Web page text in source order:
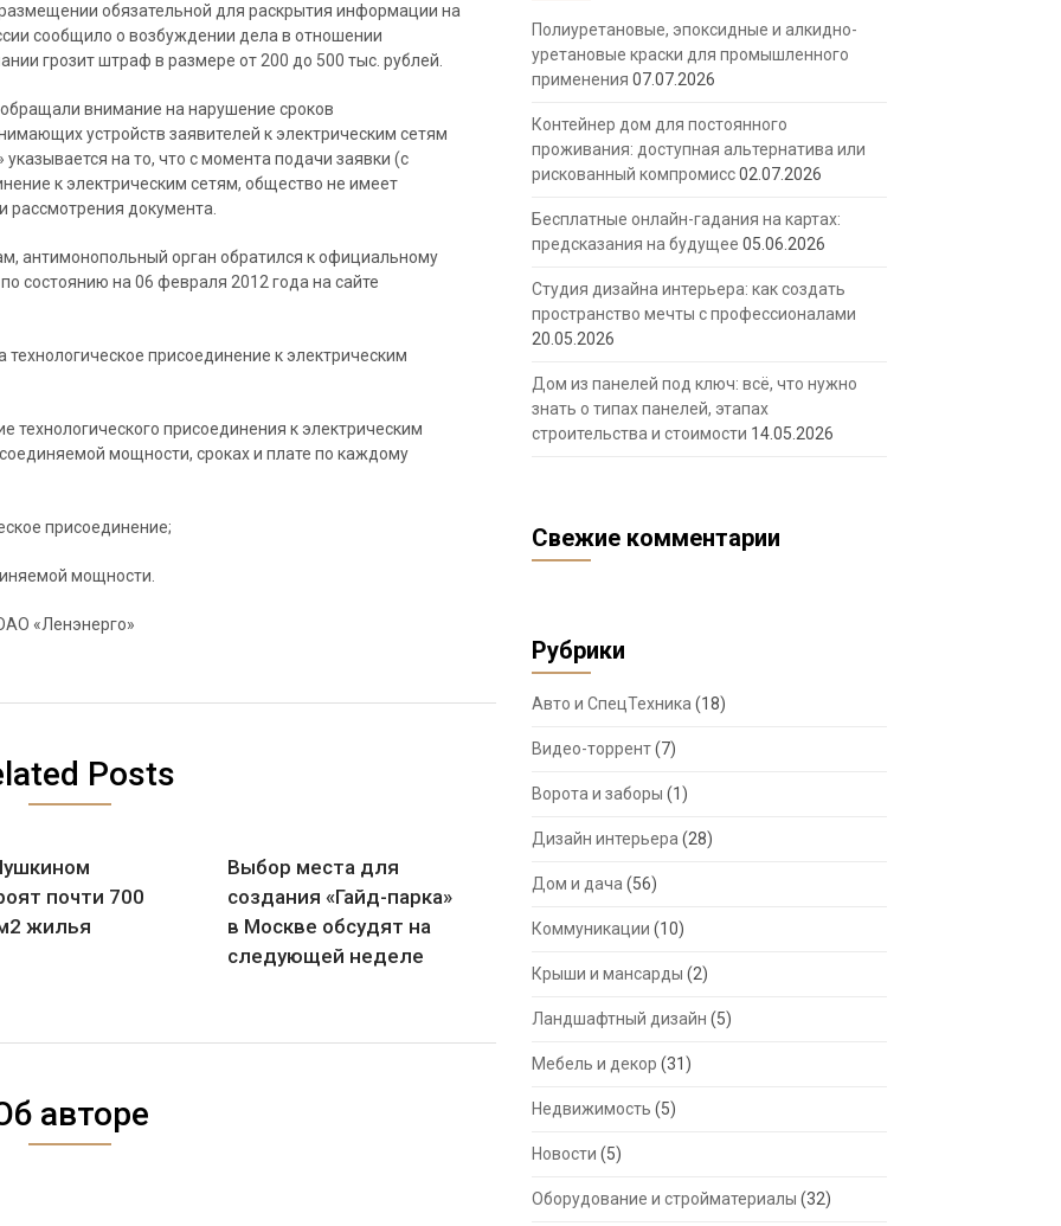
обязательной для раскрытия информации на
сообщило о возбуждении дела в отношении
грозит штраф в размере от 200 до 500 тыс. рублей.
внимание на нарушение сроков
устройств заявителей к электрическим сетям
на то, что с момента подачи заявки (с
к электрическим сетям, общество не имеет
документа.
антимонопольный орган обратился к официальному
состоянию на 06 февраля 2012 года на сайте
присоединение к электрическим
технологического присоединения к электрическим
мощности, сроках и плате по каждому
присоединение;
мощности.
«Ленэнерго»
Posts
почти 700
жилья
Выбор места для
создания «Гайд-парка»
в Москве обсудят на
следующей неделе
авторе
Полиуретановые, эпоксидные и алкидно-
уретановые краски для промышленного
применения 07.07.2026
Контейнер дом для постоянного
проживания: доступная альтернатива или
рискованный компромисс02.07.2026
Бесплатные онлайн-гадания на картах:
предсказания на будущее 05.06.2026
Студия дизайна интерьера: как создать
пространство мечты с профессионалами
20.05.2026
Дом из панелей под ключ: всё, что нужно
знать о типах панелей, этапах
строительства и стоимости 14.05.2026
Свежие комментарии
Рубрики
Авто и СпецТехника (18)
Видео-торрент(7)
Ворота и заборы (1)
Дизайн интерьера (28)
Дом и дача (56)
Коммуникации (10)
Крыши и мансарды (2)
Ландшафтный дизайн (5)
Мебель и декор (31)
Недвижимость (5)
Новости (5)
Оборудование и стройматериалы (32)